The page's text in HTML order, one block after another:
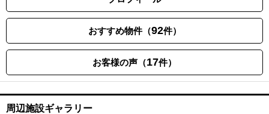
おすすめ物件（92件）
お客様の声（17件）
周辺施設ギャラリー